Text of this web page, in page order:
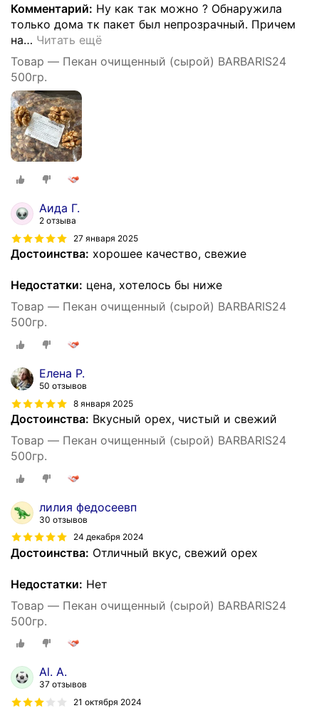
Комментарий: Ну как так можно ? Обнаружила
только дома тк пакет был непрозрачный. Причем
на… Читать ещё
Товар — Пекан очищенный (сырой) BARBARIS24
500гр.
Аида Г.
2 отзыва
27 января 2025
Достоинства: хорошее качество, свежие
Недостатки: цена, хотелось бы ниже
Товар — Пекан очищенный (сырой) BARBARIS24
500гр.
Елена Р.
50 отзывов
8 января 2025
Достоинства: Вкусный орех, чистый и свежий
Товар — Пекан очищенный (сырой) BARBARIS24
500гр.
лилия федосеевп
30 отзывов
24 декабря 2024
Достоинства: Отличный вкус, свежий орех
Недостатки: Нет
Товар — Пекан очищенный (сырой) BARBARIS24
500гр.
Al. А.
37 отзывов
21 октября 2024